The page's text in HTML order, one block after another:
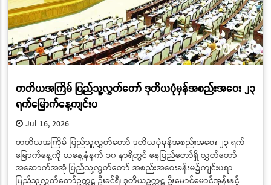
တတိယအကြိမ် ပြည်သူ့လွှတ်တော် ဒုတိယပုံမှန်အစည်းအဝေး ၂၃
ရက်မြောက်နေ့ကျင်းပ
Jul 16, 2026
တတိယအကြိမ် ပြည်သူ့လွှတ်တော် ဒုတိယပုံမှန်အစည်းအဝေး ၂၃ ရက်
မြောက်နေ့ကို ယနေ့နံနက် ၁၀ နာရီတွင် နေပြည်တော်ရှိ လွှတ်တော်
အဆောက်အအုံ ပြည်သူ့လွှတ်တော် အစည်းအဝေးခန်းမ၌ကျင်းပရာ
ပြည်သူ့လွှတ်တော်ဥက္ကဋ္ဌ ဦးခင်ရီ၊ ဒုတိယဥက္ကဋ္ဌ ဦးမောင်မောင်အုန်းနှင့်